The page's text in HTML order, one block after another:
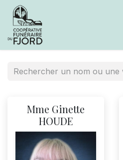
Mme Ginette
HOUDE